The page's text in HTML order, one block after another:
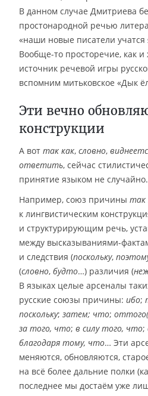
В данном случае Дмитриева
простонародной речью
«наши новые писатели учатся
Вообще-то просторечие, как
источник речевой игры
вспомним митьковское «Дык
Эти вечно
конструкции
А вот так как, словно,
ответить, сейчас
принятие языком не случайно.
Например, союз причины так
к лингвистическим
и структурирующим речь,
между высказываниями-
и следствия (поскольку,
(словно, будто…) различия (
В языках целые арсеналы
русские союзы причины: ибо;
поскольку; затем; что;
за того, что; в силу того, что;
благодаря тому, что… Эти
меняются, обновляются,
на всё более дальние полки
последнее мы достаём уже